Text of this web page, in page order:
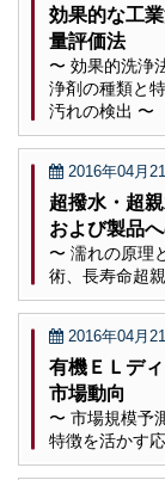
効果的な工
量評価法
〜 効果的洗浄
浄剤の種類と
汚れの検出 〜
2016年04月
超撥水・超
および製品
〜 濡れの原理
術、長寿命超
2016年04月
有機ＥＬデ
市場動向
〜 市場規模予
特徴を活かす